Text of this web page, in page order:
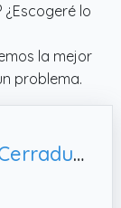
lo
la mejor
problema.
Yale YC1000+ - Cilindro de Cerradura, YC1000+ 30X30BT NI